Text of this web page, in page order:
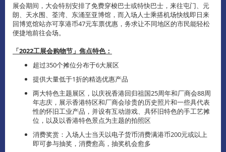
展会期间，大会特别安排了免费穿梭巴士或特快巴士，来往屯门、元
朗、天水围、荃湾、东涌至亚博馆，而入场人士乘搭机场快线即日来
回博览馆站亦可享港币47元车票优惠，务求让不同地区的市民能轻松
便捷地前往会场。
「2022工展会购物节」焦点特色：
超过350个摊位分布于6大展区
提供大量低于1折的精选优惠产品
两大特色主题展区，以庆祝香港回归祖国25周年和厂商会88周
年志庆，展示香港特区和厂商会珍贵的历史照片和一些具代表
性的怀旧工业产品，并设有互动游戏、具怀旧特色的手工艺摊
位，以及以香港特色景点为主题的拍照区
消费奖赏：入场人士当天以电子货币消费满港币200元或以上
即可参与抽奖，消费愈高，抽奖机会愈多